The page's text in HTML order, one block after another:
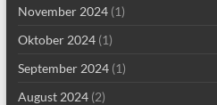
November 2024(1)
Oktober 2024(1)
September 2024(1)
August 2024(2)